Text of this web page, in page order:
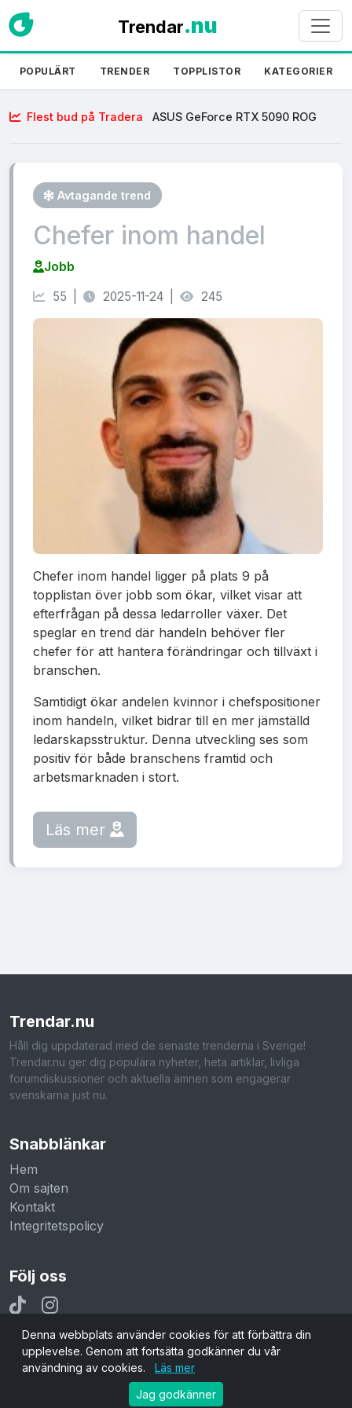
Trendar.nu
POPULÄRT TRENDER TOPPLISTOR KATEGORIER
Flest bud på Tradera
ASUS GeForce RTX 5090 ROG
Avtagande trend
Chefer inom handel
Jobb
55 | 2025-11-24 | 245
Chefer inom handel ligger på plats 9 på
topplistan över jobb som ökar, vilket visar att
efterfrågan på dessa ledarroller växer. Det
speglar en trend där handeln behöver fler
chefer för att hantera förändringar och tillväxt i
branschen.
Samtidigt ökar andelen kvinnor i chefspositioner
inom handeln, vilket bidrar till en mer jämställd
ledarskapsstruktur. Denna utveckling ses som
positiv för både branschens framtid och
arbetsmarknaden i stort.
Läs mer
Trendar.nu
Håll dig uppdaterad med de senaste trenderna i Sverige!
Trendar.nu ger dig populära nyheter, heta artiklar, livliga
forumdiskussioner och aktuella ämnen som engagerar
svenskarna just nu.
Snabblänkar
Hem
Om sajten
Kontakt
Integritetspolicy
Följ oss
© 2026 Trendar.nu. Alla rättigheter reserverade.
Denna webbplats använder cookies för att förbättra din
upplevelse. Genom att fortsätta godkänner du vår
användning av cookies.
Läs mer
Jag godkänner